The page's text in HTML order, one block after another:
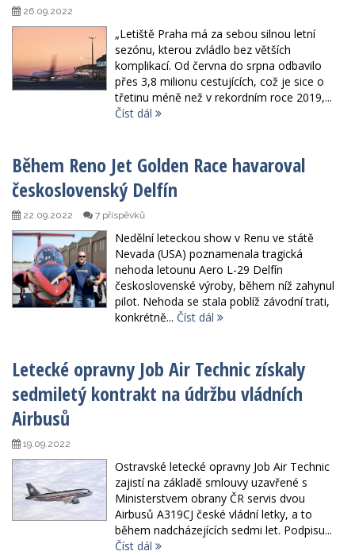
26.09.2022
„Letiště Praha má za sebou silnou letní
sezónu, kterou zvládlo bez větších
komplikací. Od června do srpna odbavilo
přes 3,8 milionu cestujících, což je sice o
třetinu méně než v rekordním roce 2019,...
Číst dál
Během Reno Jet Golden Race havaroval
československý Delfín
22.09.2022 7 příspěvků
Nedělní leteckou show v Renu ve státě
Nevada (USA) poznamenala tragická
nehoda letounu Aero L-29 Delfín
československé výroby, během níž zahynul
pilot. Nehoda se stala poblíž závodní trati,
konkrétně... Číst dál
Letecké opravny Job Air Technic získaly
sedmiletý kontrakt na údržbu vládních
Airbusů
19.09.2022
Ostravské letecké opravny Job Air Technic
zajistí na základě smlouvy uzavřené s
Ministerstvem obrany ČR servis dvou
Airbusů A319CJ české vládní letky, a to
během nadcházejících sedmi let. Podpisu...
Číst dál